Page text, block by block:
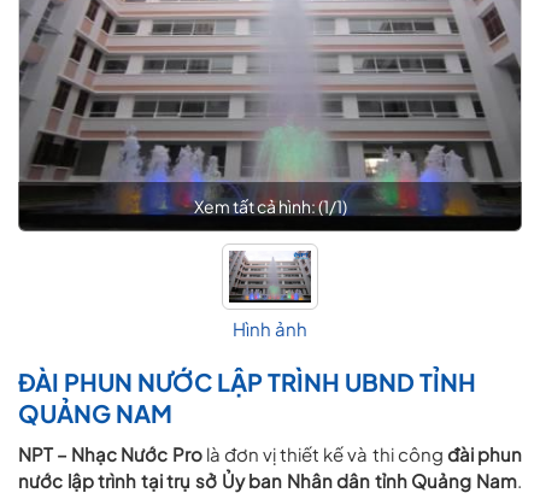
Xem tất cả hình: (1/1)
Hình ảnh
ĐÀI PHUN NƯỚC LẬP TRÌNH UBND TỈNH
QUẢNG NAM
NPT – Nhạc Nước Prolà đơn vị thiết kế và thi công đài phun
nước lập trình tại trụ sở Ủy ban Nhân dân tỉnh Quảng Nam